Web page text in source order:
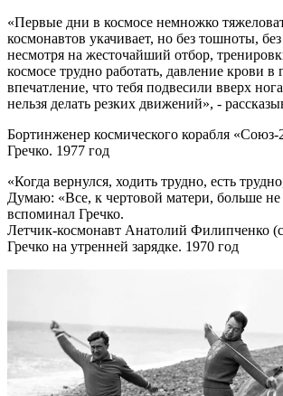
«Первые дни в космосе немножко
космонавтов укачивает, но без тошноты,
несмотря на жесточайший отбор,
космосе трудно работать, давление крови в
впечатление, что тебя подвесили вверх
нельзя делать резких движений», -
Бортинженер космического корабля «Союз-
Гречко. 1977 год
«Когда вернулся, ходить трудно, есть
Думаю: «Все, к чертовой матери, больше не
вспоминал Гречко.
Летчик-космонавт Анатолий Филипченко
Гречко на утренней зарядке. 1970 год